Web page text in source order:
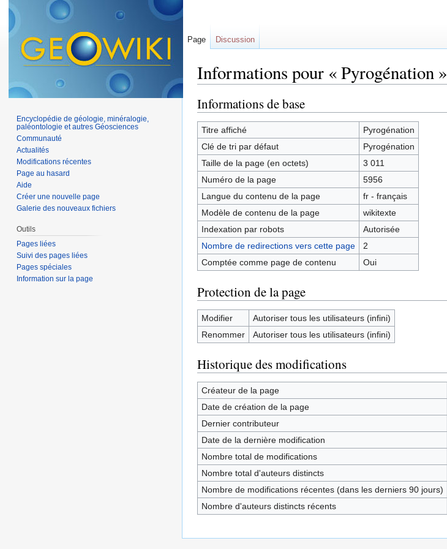
Informations pour « Pyrogénation »
Informations de base
Titre affiché
Pyrogénation
Clé de tri par défaut
Pyrogénation
Taille de la page (en octets)
3 011
Numéro de la page
5956
Langue du contenu de la page
fr - français
Modèle de contenu de la page
wikitexte
Indexation par robots
Autorisée
Nombre de redirections vers cette page
2
Comptée comme page de contenu
Oui
Protection de la page
Modifier
Autoriser tous les utilisateurs (infini)
Renommer
Autoriser tous les utilisateurs (infini)
Historique des modifications
Créateur de la page
Date de création de la page
Dernier contributeur
Date de la dernière modification
Nombre total de modifications
Nombre total d'auteurs distincts
Nombre de modifications récentes (dans les derniers 90 jours)
Nombre d'auteurs distincts récents
Page Discussion
Encyclopédie de géologie, minéralogie,
paléontologie et autres Géosciences
Communauté
Actualités
Modifications récentes
Page au hasard
Aide
Créer une nouvelle page
Galerie des nouveaux fichiers
Outils
Pages liées
Suivi des pages liées
Pages spéciales
Information sur la page